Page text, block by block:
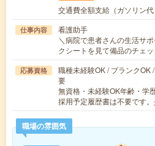
交通費全額支給（ガソリン代
仕事内容
看護助手
＼病院で患者さんの生活サ
クシートを見て備品のチェ
応募資格
職種未経験OK / ブランクOK
要
無資格・未経験OK年齢・
採用予定履歴書は不要です
職場の雰囲気